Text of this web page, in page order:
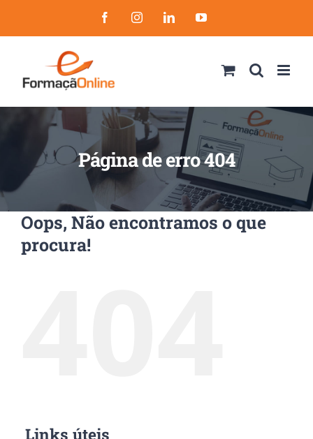
to
FacebookInstagramLinkedInYouTube
Página de erro 404
Oops, Não encontramos o que
procura!
Links úteis